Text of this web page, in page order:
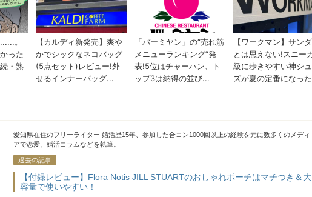
みくまゆたん
愛知県在住のフリーライター 婚活歴15年、参加した合コン1000回以上の経験を元に数多くのメディ
アで恋愛、婚活コラムなどを執筆。
過去の記事
【付録レビュー】Flora Notis JILL STUARTのおしゃれポーチはマチつき＆大
容量で使いやすい！